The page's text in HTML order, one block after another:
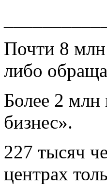
Почти 8 млн
либо
Более 2
бизнес».
227 тысяч
центрах